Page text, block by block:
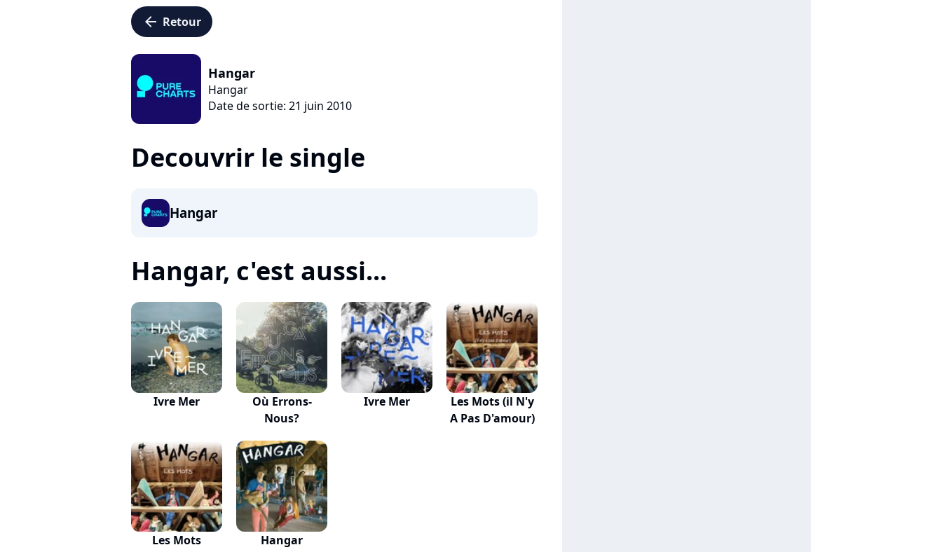
arrow_left Retour
Hangar
Hangar
Date de sortie: 21 juin 2010
Decouvrir le single
Hangar
Hangar, c'est aussi...
Ivre Mer
Où Errons-
Nous?
Ivre Mer
Les Mots (il N'y
A Pas D'amour)
Les Mots Hangar